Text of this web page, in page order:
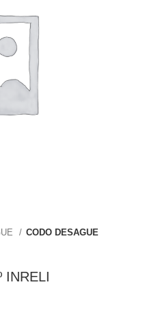
CODO DESAGUE
INRELI